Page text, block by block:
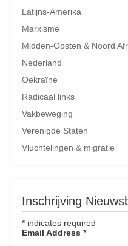
Latijns-Amerika
Marxisme
Midden-Oosten & Noord
Nederland
Oekraïne
Radicaal links
Vakbeweging
Verenigde Staten
Vluchtelingen & migratie
Inschrijving
* indicates required
Email Address *